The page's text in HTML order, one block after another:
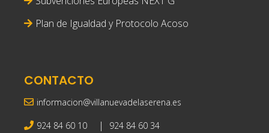
Plan de Igualdad y Protocolo Acoso
CONTACTO
informacion@villanuevadelaserena.es
924 84 60 10 | 924 84 60 34